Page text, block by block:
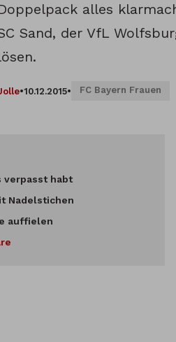
alles
Sand, der VfL
•10.12.2015• FC Bayern Frauen
verpasst habt
Nadelstichen
auffielen